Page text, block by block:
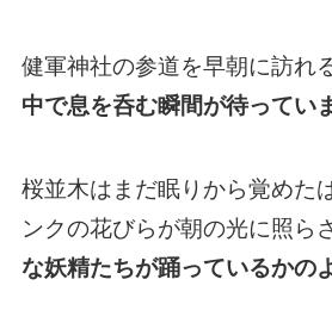
健軍神社の参道を早朝に訪れ
中で息を呑む瞬間が待ってい
桜並木はまだ眠りから覚めた
ンクの花びらが朝の光に照ら
な妖精たちが踊っているかの